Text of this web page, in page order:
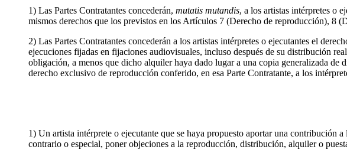
1) Las Partes Contratantes concederán, mutatis mutandis, a los artistas intérpretes o
mismos derechos que los previstos en los Artículos 7 (Derecho de reproducción), 8
2) Las Partes Contratantes concederán a los artistas intérpretes o ejecutantes el
ejecuciones fijadas en fijaciones audiovisuales, incluso después de su distribución
obligación, a menos que dicho alquiler haya dado lugar a una copia generalizada de
derecho exclusivo de reproducción conferido, en esa Parte Contratante, a los
1) Un artista intérprete o ejecutante que se haya propuesto aportar una
contrario o especial, poner objeciones a la reproducción, distribución, alquiler o